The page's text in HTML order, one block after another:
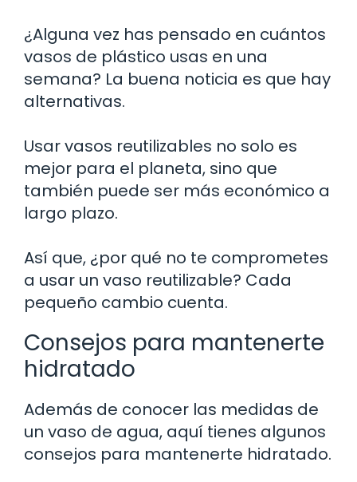
¿Alguna vez has pensado en cuántos
vasos de plástico usas en una
semana? La buena noticia es que hay
alternativas.
Usar vasos reutilizables no solo es
mejor para el planeta, sino que
también puede ser más económico a
largo plazo.
Así que, ¿por qué no te comprometes
a usar un vaso reutilizable? Cada
pequeño cambio cuenta.
Consejos para mantenerte
hidratado
Además de conocer las medidas de
un vaso de agua, aquí tienes algunos
consejos para mantenerte hidratado.